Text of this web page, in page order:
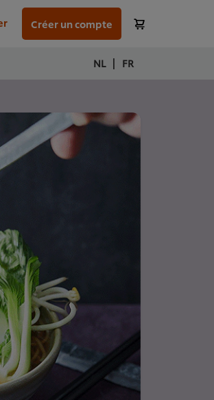
Créer un compte
NL | FR